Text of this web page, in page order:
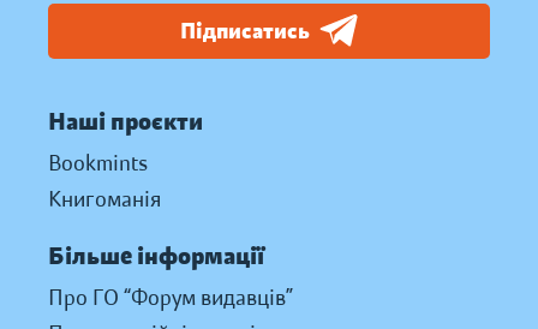
Підписатись
Наші проєкти
Bookmints
Книгоманія
Більше інформації
Про ГО “Форум видавців”